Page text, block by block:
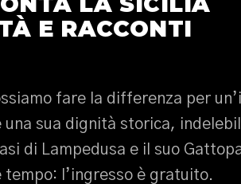
E RACCONTI
fare la differenza per
sua dignità storica,
di Lampedusa e il suo
tempo: l’ingresso è gratuito.